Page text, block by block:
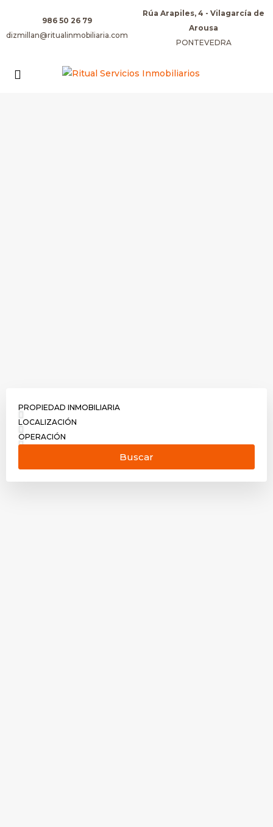
986 50 26 79
dizmillan@ritualinmobiliaria.com
Rúa Arapiles, 4 - Vilagarcía de
Arousa
PONTEVEDRA
PROPIEDAD INMOBILIARIA
LOCALIZACIÓN
OPERACIÓN
Buscar